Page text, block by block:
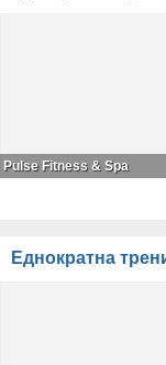
Pulse Fitness & Spa
Еднократна